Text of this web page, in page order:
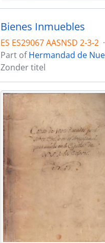
Bienes Inmuebles
ES ES29067 AASNSD 2-3-2 ·
Part ofHermandad de
Zonder titel